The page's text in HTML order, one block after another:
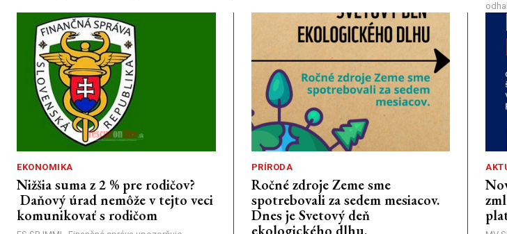
EKONOMIKA
Nižšia suma z 2 % pre rodičov?
Daňový úrad nemôže v tejto veci
komunikovať s rodičom
PRÍRODA
Ročné zdroje Zeme sme
spotrebovali za sedem mesiacov.
Dnes je Svetový deň